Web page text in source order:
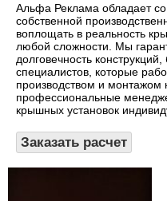
Альфа Реклама обладает
собственной
воплощать в реальность
любой сложности. Мы
долговечность
специалистов, которые
производством и
профессиональные
крышных установок
Заказать расчет